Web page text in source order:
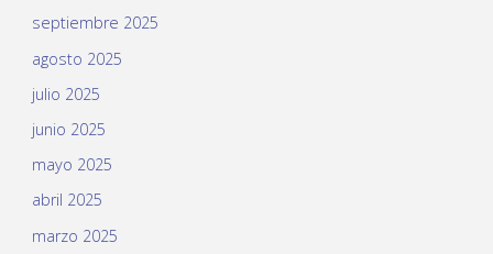
septiembre 2025
agosto 2025
julio 2025
junio 2025
mayo 2025
abril 2025
marzo 2025